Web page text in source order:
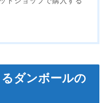
ダンボールの